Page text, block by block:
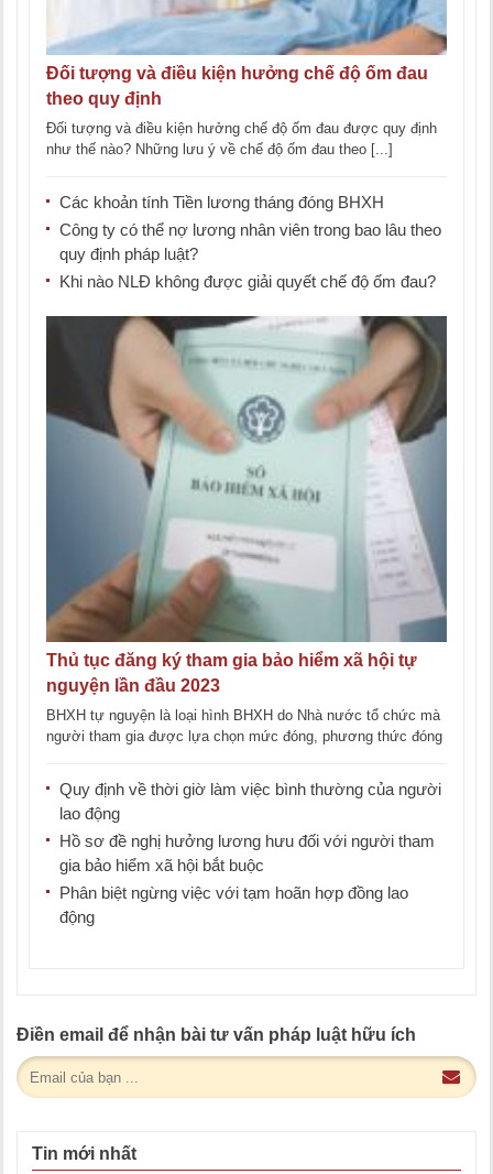
Đối tượng và điều kiện hưởng chế độ ốm đau
theo quy định
Đối tượng và điều kiện hưởng chế độ ốm đau được quy định
như thế nào? Những lưu ý về chế độ ốm đau theo [...]
Các khoản tính Tiền lương tháng đóng BHXH
Công ty có thể nợ lương nhân viên trong bao lâu theo
quy định pháp luật?
Khi nào NLĐ không được giải quyết chế độ ốm đau?
Thủ tục đăng ký tham gia bảo hiểm xã hội tự
nguyện lần đầu 2023
BHXH tự nguyện là loại hình BHXH do Nhà nước tổ chức mà
người tham gia được lựa chọn mức đóng, phương thức đóng
Quy định về thời giờ làm việc bình thường của người
lao động
Hồ sơ đề nghị hưởng lương hưu đối với người tham
gia bảo hiểm xã hội bắt buộc
Phân biệt ngừng việc với tạm hoãn hợp đồng lao
động
Điền email để nhận bài tư vấn pháp luật hữu ích
Tin mới nhất